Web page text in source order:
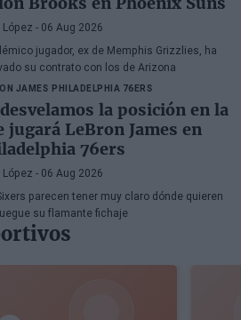
López - 06 Aug 2026
jugador, ex de Memphis Grizzlies, ha
su contrato con los de Arizona
JAMES PHILADELPHIA 76ERS
la posición en la
jugará LeBron James en
76ers
López - 06 Aug 2026
parecen tener muy claro dónde quieren
su flamante fichaje